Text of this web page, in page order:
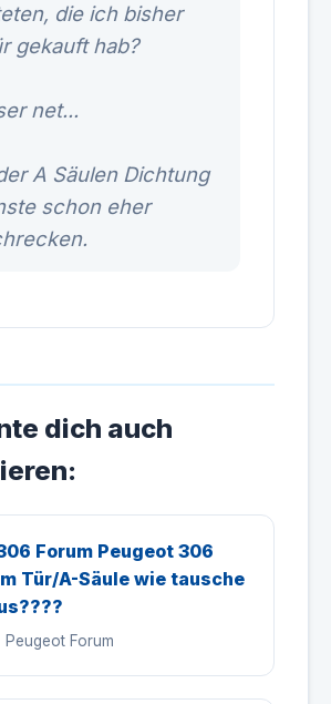
die ich bisher
gekauft hab?
net...
A Säulen Dichtung
schon eher
dich auch
Forum Peugeot 306
Tür/A-Säule wie tausche
Forum